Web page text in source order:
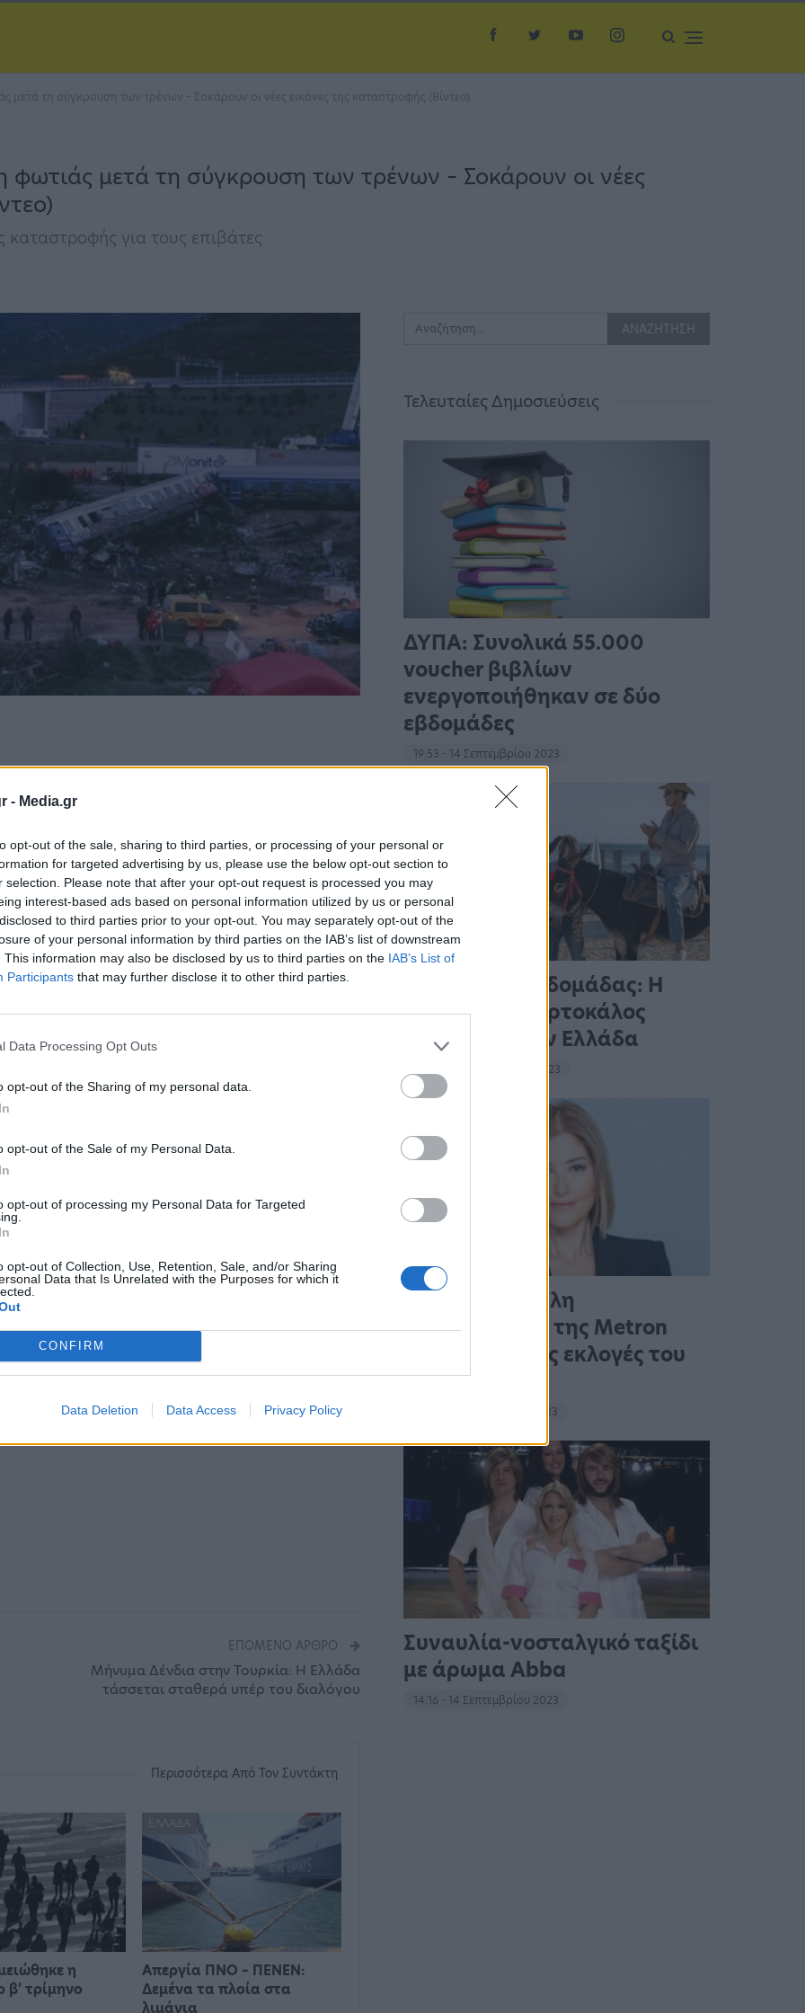
- Media.gr
opt-out of the sale, sharing to third parties, or processing of your personal or
for targeted advertising by us, please use the below opt-out section to
selection. Please note that after your opt-out request is processed you may
interest-based ads based on personal information utilized by us or personal
to third parties prior to your opt-out. You may separately opt-out of the
of your personal information by third parties on the IAB’s list of downstream
This information may also be disclosed by us to third parties on the IAB’s List of
Participants that may further disclose it to other third parties.
Data Processing Opt Outs
opt-out of the Sharing of my personal data.
opt-out of the Sale of my Personal Data.
opt-out of processing my Personal Data for Targeted
opt-out of Collection, Use, Retention, Sale, and/or Sharing
Data that Is Unrelated with the Purposes for which it
CONFIRM
Data Deletion Data Access Privacy Policy
τη σύγκρουση των τρένων – Σοκάρουν οι νέες εικόνες της καταστροφής (Βίντεο)
μετά τη σύγκρουση των τρένων – Σοκάρουν οι νέες
για τους επιβάτες
στα Τέμπη είχε λίγα λεπτά διάρκεια,
Από τα πρώτα δευτερόλεπτα της
φρίκη.
σκηνικό της τραγωδίας. Ένα νέο βίντεο
καταγράφει την κατάσταση που επικρατεί.
τα βαγόνια και οι επιβάτες είναι σε
έχουν βρεθεί να κινούνται σε αντίθετες
ντοκουμέντο θα πει πως άκουσε το μπαμ
αργότερα τη διαδικασία απομάκρυνσης
της καταστροφής αποτυπώνεται
ΕΠΌΜΕΝΟ ΆΡΘΡΟ
Μήνυμα Δένδια στην Τουρκία: Η Ελλάδα
τάσσεται σταθερά υπέρ του διαλόγου
Περισσότερα Από Τον Συντάκτη
η
β’ τρίμηνο
ΕΛΛΆΔΑ
Απεργία ΠΝΟ – ΠΕΝΕΝ:
Δεμένα τα πλοία στα
λιμάνια
Τελευταίες Δημοσιεύσεις
ΔΥΠΑ: Συνολικά 55.000
voucher βιβλίων
ενεργοποιήθηκαν σε δύο
εβδομάδες
19:53 - 14 Σεπτεμβρίου 2023
Ταινίες της Εβδομάδας: Η
οικογένεια Πορτοκάλος
ταξιδεύει στην Ελλάδα
18:39 - 14 Σεπτεμβρίου 2023
Η πρώτη μεγάλη
δημοσκόπηση της Metron
Analysis για τις εκλογές του
ΣΥΡΙΖΑ στο…
17:10 - 14 Σεπτεμβρίου 2023
Συναυλία-νοσταλγικό ταξίδι
με άρωμα Abba
14:16 - 14 Σεπτεμβρίου 2023